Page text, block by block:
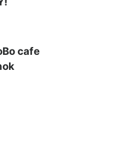
cafe